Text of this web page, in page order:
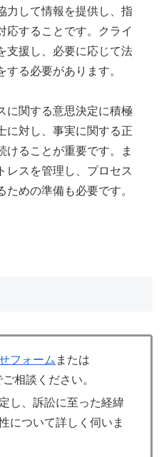
力して情報を提供し、指
応することです。クライ
支援し、必要に応じて法
する必要があります。
に関する意思決定に積極
に対し、事実に関する正
けることが重要です。ま
レスを管理し、プロセス
ための準備も必要です。
フォーム または
ご相談ください。
し、訴訟に至った経緯
について詳しく伺いま